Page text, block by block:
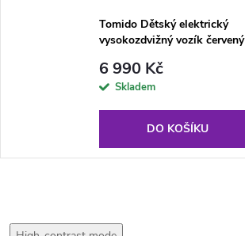
Tomido Dětský elektrický
vysokozdvižný vozík červený
6 990 Kč
Skladem
DO KOŠÍKU